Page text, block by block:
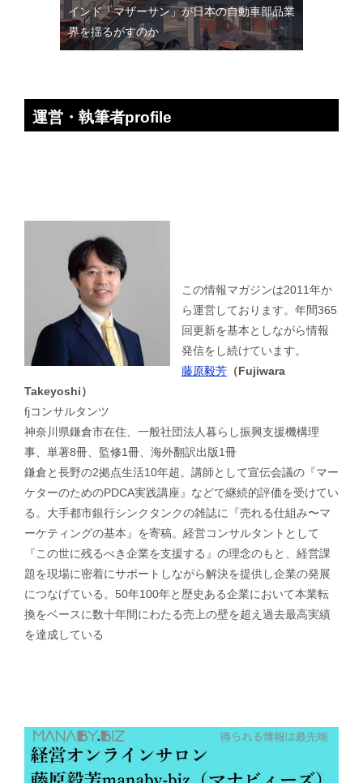
インド「マザーサン」が日本の自動車部品業
界を揺るがすのか
運営・執筆者profile
この情報マガジンは2011年か
ら運営しております。年間365
回更新を基本としながら情報
発信をし続けています。
藤原毅芳 （Fujiwara
Takeyoshi）
fjコンサルタンツ
神奈川県鎌倉市在住、一般社団法人暮らし振興支援機構理
事、単著8冊、監修1冊、海外翻訳出版1冊
鎌倉と長野の2拠点生活10年超。講師として宣伝会議の『マー
ケターのためのPDCA実践講座』などで継続的評価を受けてい
る。大手都市銀行シンクタンクの雑誌に『売れる仕組み〜マ
ーケティングの基本』を寄稿。経営コンサルタントとして
『この世に残るべき企業を支援する』の理念のもと、経営課
題を現場に密着にサポートしながら解決を提供し企業の発展
につなげている。50年100年と歴史ある企業において本業転
換をベースに数十年間にわたる売上の壁を超え過去最高実績
を達成している